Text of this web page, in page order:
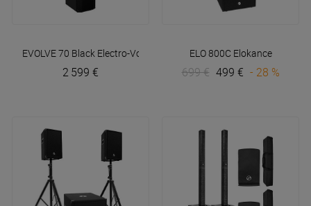
EVOLVE 70 Black Electro-Voice
2 599 €
ELO 800C Elokance
699 € 499 € - 28 %